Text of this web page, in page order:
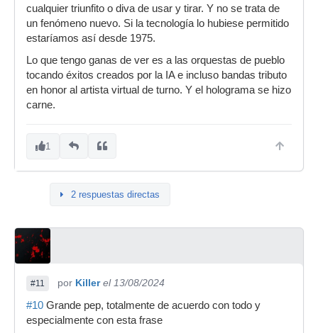
cualquier triunfito o diva de usar y tirar. Y no se trata de
un fenómeno nuevo. Si la tecnología lo hubiese permitido
estaríamos así desde 1975.
Lo que tengo ganas de ver es a las orquestas de pueblo
tocando éxitos creados por la IA e incluso bandas tributo
en honor al artista virtual de turno. Y el holograma se hizo
carne.
1
2 respuestas directas
#11 por Killer el 13/08/2024
#10 Grande pep, totalmente de acuerdo con todo y
especialmente con esta frase